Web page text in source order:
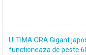
ULTIMA ORA Gigant
functioneaza de peste